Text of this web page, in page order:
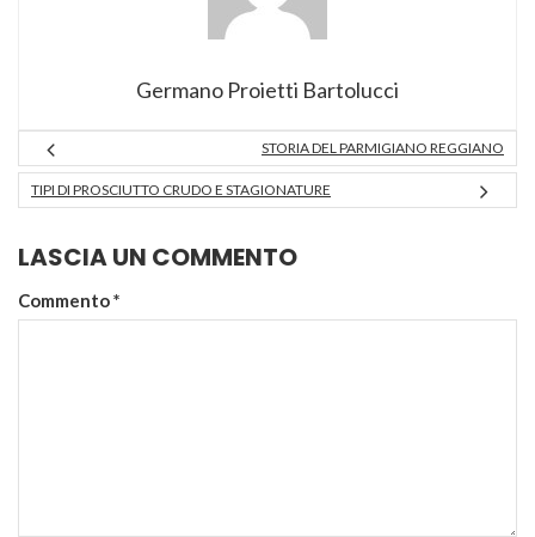
Germano Proietti Bartolucci
STORIA DEL PARMIGIANO REGGIANO
TIPI DI PROSCIUTTO CRUDO E STAGIONATURE
LASCIA UN COMMENTO
Commento*